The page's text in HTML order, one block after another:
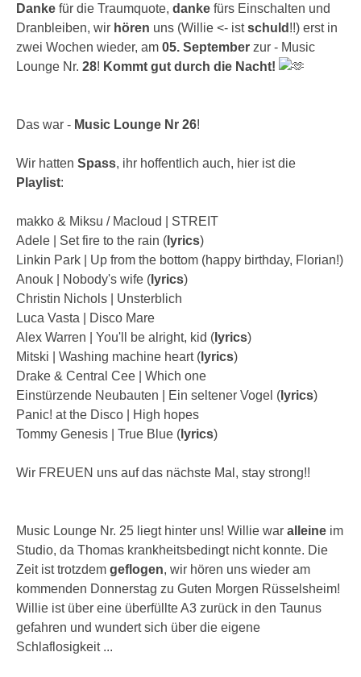
Danke für die Traumquote, danke fürs Einschalten und
Dranbleiben, wir hören uns (Willie <- istschuld !!) erst in
zwei Wochen wieder, am 05. September zur - Music
Lounge Nr. 28! Kommt gut durch die Nacht!
Das war - Music Lounge Nr 26!
Wir hatten Spass, ihr hoffentlich auch, hier ist die
Playlist:
makko & Miksu / Macloud | STREIT
Adele | Set fire to the rain ( lyrics)
Linkin Park | Up from the bottom (happy birthday, Florian!)
Anouk | Nobody's wife ( lyrics)
Christin Nichols | Unsterblich
Luca Vasta | Disco Mare
Alex Warren | You'll be alright, kid ( lyrics)
Mitski | Washing machine heart ( lyrics)
Drake & Central Cee | Which one
Einstürzende Neubauten | Ein seltener Vogel ( lyrics)
Panic! at the Disco | High hopes
Tommy Genesis | True Blue ( lyrics)
Wir FREUEN uns auf das nächste Mal, stay strong!!
Music Lounge Nr. 25 liegt hinter uns! Willie war alleine im
Studio, da Thomas krankheitsbedingt nicht konnte. Die
Zeit ist trotzdem geflogen, wir hören uns wieder am
kommenden Donnerstag zu Guten Morgen Rüsselsheim!
Willie ist über eine überfüllte A3 zurück in den Taunus
gefahren und wundert sich über die eigene
Schlaflosigkeit ...